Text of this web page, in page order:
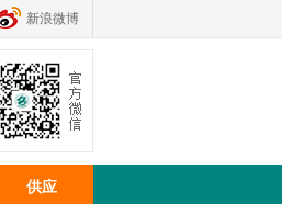
新浪微博
供应